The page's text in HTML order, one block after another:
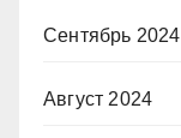
Сентябрь 2024
Август 2024